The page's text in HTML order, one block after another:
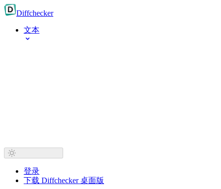
Diffchecker
文本
登录
下载 Diffchecker 桌面版